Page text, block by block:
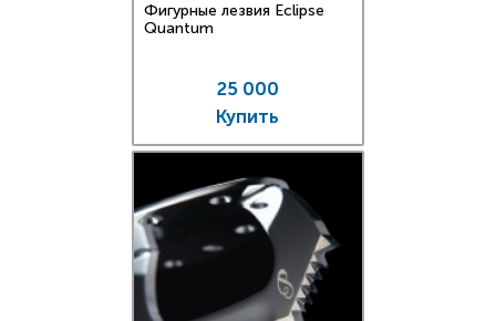
Фигурные лезвия Eclipse
Quantum
25 000
Купить